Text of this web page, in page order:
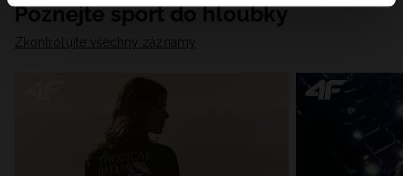
Poznejte sport do hloubky
Zkontrolujte všechny záznamy